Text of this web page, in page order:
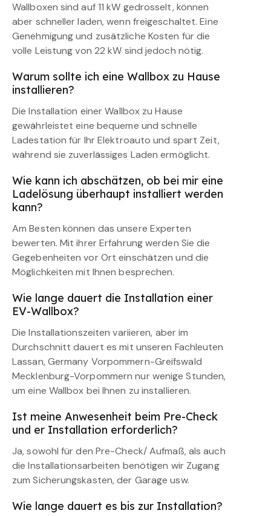
Wallboxen sind auf 11 kW gedrosselt, können
aber schneller laden, wenn freigeschaltet. Eine
Genehmigung und zusätzliche Kosten für die
volle Leistung von 22 kW sind jedoch nötig.
Warum sollte ich eine Wallbox zu Hause
installieren?
Die Installation einer Wallbox zu Hause
gewährleistet eine bequeme und schnelle
Ladestation für Ihr Elektroauto und spart Zeit,
während sie zuverlässiges Laden ermöglicht.
Wie kann ich abschätzen, ob bei mir eine
Ladelösung überhaupt installiert werden
kann?
Am Besten können das unsere Experten
bewerten. Mit ihrer Erfahrung werden Sie die
Gegebenheiten vor Ort einschätzen und die
Möglichkeiten mit Ihnen besprechen.
Wie lange dauert die Installation einer
EV-Wallbox?
Die Installationszeiten variieren, aber im
Durchschnitt dauert es mit unseren Fachleuten
Lassan, Germany Vorpommern-Greifswald
Mecklenburg-Vorpommern nur wenige Stunden,
um eine Wallbox bei Ihnen zu installieren.
Ist meine Anwesenheit beim Pre-Check
und er Installation erforderlich?
Ja, sowohl für den Pre-Check/ Aufmaß, als auch
die Installationsarbeiten benötigen wir Zugang
zum Sicherungskasten, der Garage usw.
Wie lange dauert es bis zur Installation?